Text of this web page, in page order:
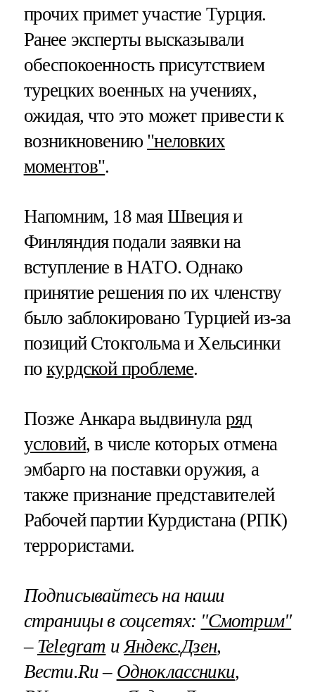
прочих примет участие Турция.
Ранее эксперты высказывали
обеспокоенность присутствием
турецких военных на учениях,
ожидая, что это может привести к
возникновению "неловких
моментов".
Напомним, 18 мая Швеция и
Финляндия подали заявки на
вступление в НАТО. Однако
принятие решения по их членству
было заблокировано Турцией из-за
позиций Стокгольма и Хельсинки
покурдской проблеме.
Позже Анкара выдвинула ряд
условий, в числе которых отмена
эмбарго на поставки оружия, а
также признание представителей
Рабочей партии Курдистана (РПК)
террористами.
Подписывайтесь на наши
страницы в соцсетях: "Смотрим"
– Telegram иЯндекс.Дзен,
Вести.Ru – Одноклассники,